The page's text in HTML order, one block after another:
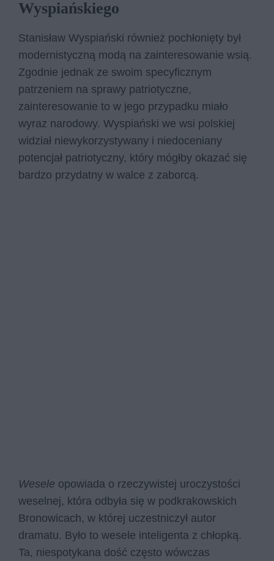
Wyspiańskiego
Stanisław Wyspiański również pochłonięty był
modernistyczną modą na zainteresowanie wsią.
Zgodnie jednak ze swoim specyficznym
patrzeniem na sprawy patriotyczne,
zainteresowanie to w jego przypadku miało
wyraz narodowy. Wyspiański we wsi polskiej
widział niewykorzystywany i niedoceniany
potencjał patriotyczny, który mógłby okazać się
bardzo przydatny w walce z zaborcą.
Wesele opowiada o rzeczywistej uroczystości
weselnej, która odbyła się w podkrakowskich
Bronowicach, w której uczestniczył autor
dramatu. Było to wesele inteligenta z chłopką.
Ta, niespotykana dość często wówczas